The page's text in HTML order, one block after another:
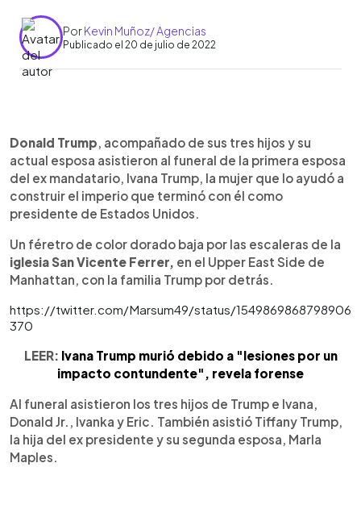
PorKevin Muñoz/ Agencias
Publicado el 20 de julio de 2022
► Escuchar artículo
Donald Trump, acompañado de sus tres hijos y su
actual esposa asistieron al funeral de la primera esposa
del ex mandatario, Ivana Trump, la mujer que lo ayudó a
construir el imperio que terminó con él como
presidente de Estados Unidos.
Un féretro de color dorado baja por las escaleras de la
iglesia San Vicente Ferrer, en el Upper East Side de
Manhattan, con la familia Trump por detrás.
https://twitter.com/Marsum49/status/1549869868798906
370
LEER: Ivana Trump murió debido a "lesiones por un
impacto contundente", revela forense
Al funeral asistieron los tres hijos de Trump e Ivana,
Donald Jr., Ivanka y Eric. También asistió Tiffany Trump,
la hija del ex presidente y su segunda esposa, Marla
Maples.